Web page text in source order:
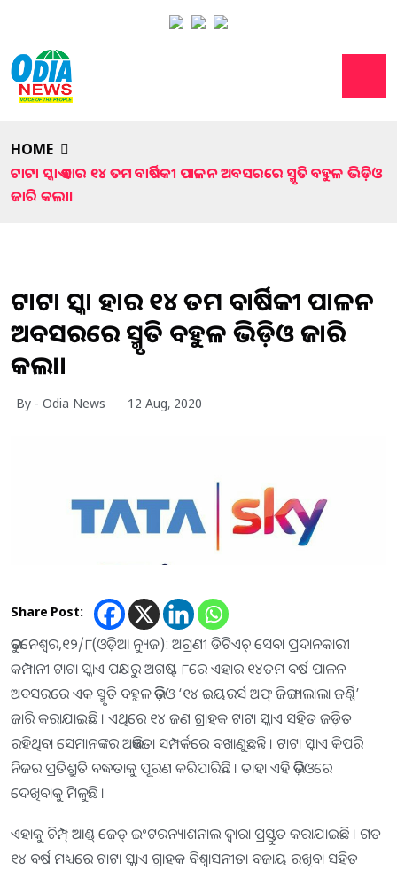
HOME
ଟାଟା ସ୍କାଏ ଏହାର ୧୪ ତମ ବାର୍ଷିକୀ ପାଳନ ଅବସରରେ ସ୍ମୃତି ବହୁଳ ଭିଡ଼ିଓ
ଜାରି କଲା।
ଟାଟା ସ୍କାଏ ଏହାର ୧୪ ତମ ବାର୍ଷିକୀ ପାଳନ
ଅବସରରେ ସ୍ମୃତି ବହୁଳ ଭିଡ଼ିଓ ଜାରି
କଲା।
By - Odia News 12 Aug, 2020
Share Post:
ଭୁବନେଶ୍ୱର,୧୨/୮(ଓଡ଼ିଆ ନ୍ୟୁଜ): ଅଗ୍ରଣୀ ଡିଟିଏଚ୍ ସେବା ପ୍ରଦାନକାରୀ
କମ୍ପାନୀ ଟାଟା ସ୍କାଏ ପକ୍ଷରୁ ଅଗଷ୍ଟ ୮ରେ ଏହାର ୧୪ତମ ବର୍ଷ ପାଳନ
ଅବସରରେ ଏକ ସ୍ମୃତି ବହୁଳ ଭିଡ଼ିଓ ‘୧୪ ଇୟରର୍ସ ଅଫ୍ ଜିଙ୍ଗାଲାଲା ଜର୍ଣ୍ଣି’
ଜାରି କରାଯାଇଛି । ଏଥିରେ ୧୪ ଜଣ ଗ୍ରାହକ ଟାଟା ସ୍କାଏ ସହିତ ଜଡ଼ିତ
ରହିଥିବା ସେମାନଙ୍କର ଅଭିଜ୍ଞତା ସମ୍ପର୍କରେ ବଖାଣୁଛନ୍ତି । ଟାଟା ସ୍କାଏ କିପରି
ନିଜର ପ୍ରତିଶ୍ରୁତି ବଦ୍ଧତାକୁ ପୂରଣ କରିପାରିଛି । ତାହା ଏହି ଭିଡ଼ିଓରେ
ଦେଖିବାକୁ ମିଳୁଛି ।
ଏହାକୁ ଚିମ୍ପ୍ ଆଣ୍ଡ୍ ଜେଡ୍ ଇଂଟରନ୍ୟାଶନାଲ ଦ୍ୱାରା ପ୍ରସ୍ତୁତ କରାଯାଇଛି । ଗତ
୧୪ ବର୍ଷ ମଧ୍ୟରେ ଟାଟା ସ୍କାଏ ଗ୍ରାହକ ବିଶ୍ୱାସନୀତା ବଜାୟ ରଖିବା ସହିତ